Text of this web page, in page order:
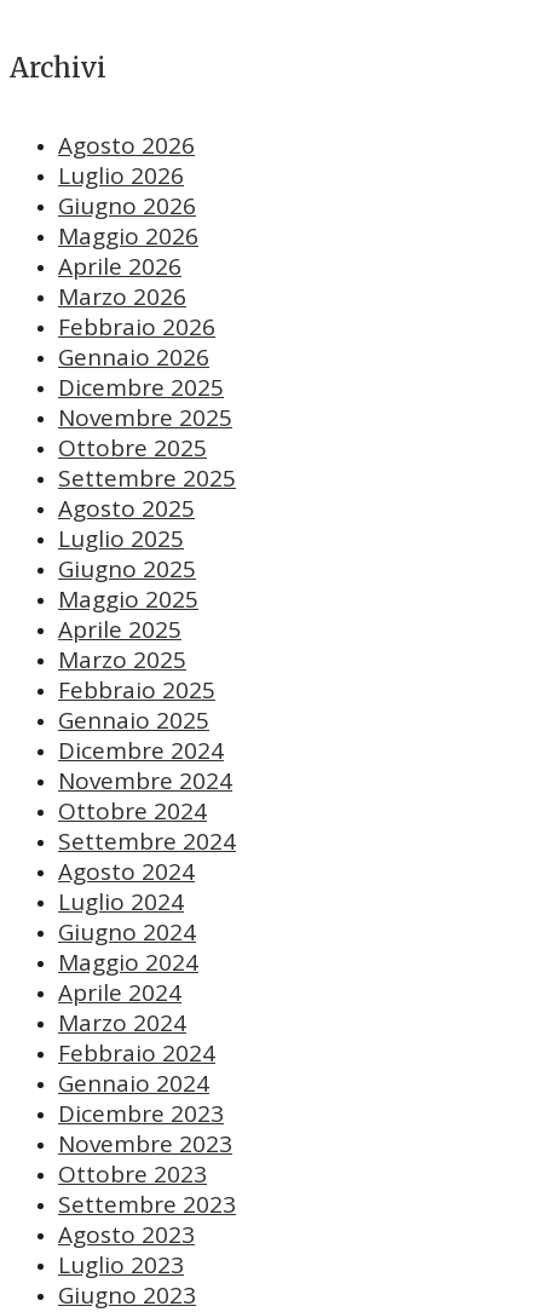
Archivi
Agosto 2026
Luglio 2026
Giugno 2026
Maggio 2026
Aprile 2026
Marzo 2026
Febbraio 2026
Gennaio 2026
Dicembre 2025
Novembre 2025
Ottobre 2025
Settembre 2025
Agosto 2025
Luglio 2025
Giugno 2025
Maggio 2025
Aprile 2025
Marzo 2025
Febbraio 2025
Gennaio 2025
Dicembre 2024
Novembre 2024
Ottobre 2024
Settembre 2024
Agosto 2024
Luglio 2024
Giugno 2024
Maggio 2024
Aprile 2024
Marzo 2024
Febbraio 2024
Gennaio 2024
Dicembre 2023
Novembre 2023
Ottobre 2023
Settembre 2023
Agosto 2023
Luglio 2023
Giugno 2023